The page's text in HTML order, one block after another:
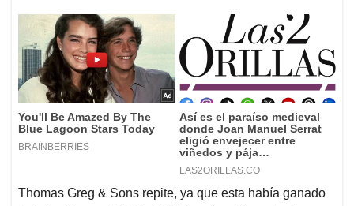
Thomas Greg & Sons repite, ya que esta había ganado